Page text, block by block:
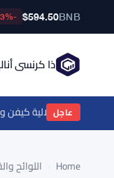
BNB
$594.50
-1.03%
ذا كرنسي
عاجل
تضع استقلالية كيفن
Home اللوائح